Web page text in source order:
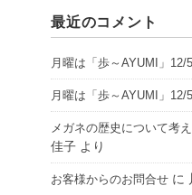
最近のコメント
月曜は「歩～AYUMI」12/5
月曜は「歩～AYUMI」12/5
メガネの歴史について考
佳子 より
お客様からのお問合せ に